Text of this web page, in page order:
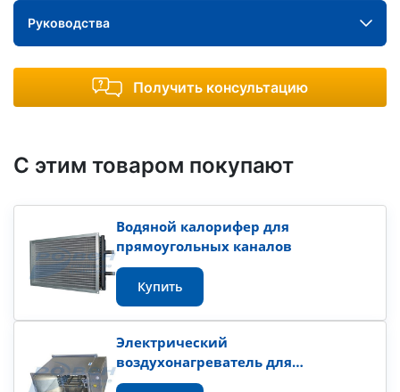
Руководства
Получить консультацию
С этим товаром покупают
Водяной калорифер для
прямоугольных каналов
Купить
Электрический
воздухонагреватель для
прямоугольных каналов серии ЭНП